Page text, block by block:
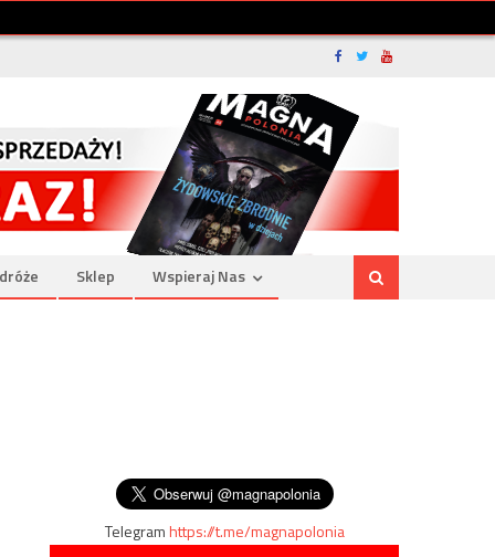
Sklep Wspieraj Nas
Telegramhttps://t.me/magnapolonia